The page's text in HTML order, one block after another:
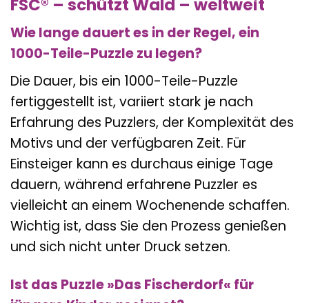
FSC® – schützt Wald – weltweit
Wie lange dauert es in der Regel, ein
1000-Teile-Puzzle zu legen?
Die Dauer, bis ein 1000-Teile-Puzzle
fertiggestellt ist, variiert stark je nach
Erfahrung des Puzzlers, der Komplexität des
Motivs und der verfügbaren Zeit. Für
Einsteiger kann es durchaus einige Tage
dauern, während erfahrene Puzzler es
vielleicht an einem Wochenende schaffen.
Wichtig ist, dass Sie den Prozess genießen
und sich nicht unter Druck setzen.
Ist das Puzzle »Das Fischerdorf« für